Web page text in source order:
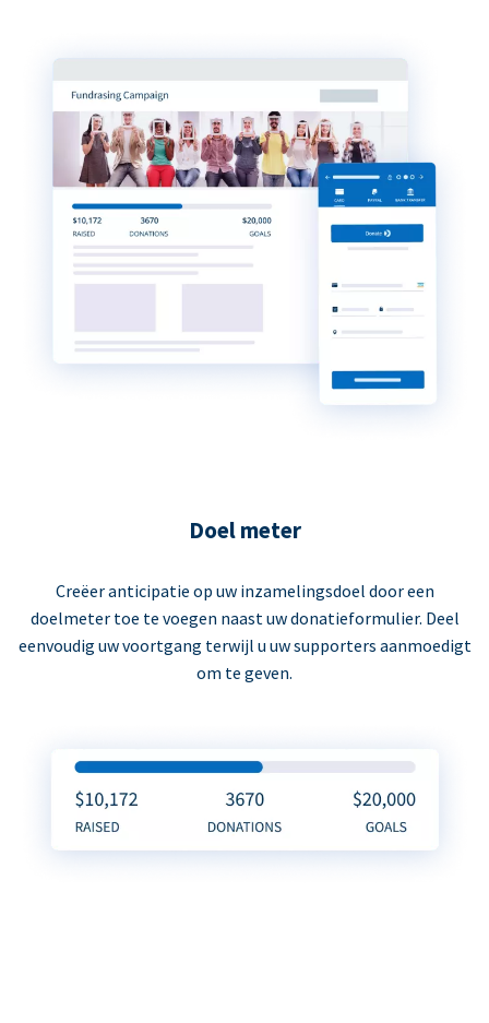
Doel meter
Creëer anticipatie op uw inzamelingsdoel door een
doelmeter toe te voegen naast uw donatieformulier. Deel
eenvoudig uw voortgang terwijl u uw supporters aanmoedigt
om te geven.